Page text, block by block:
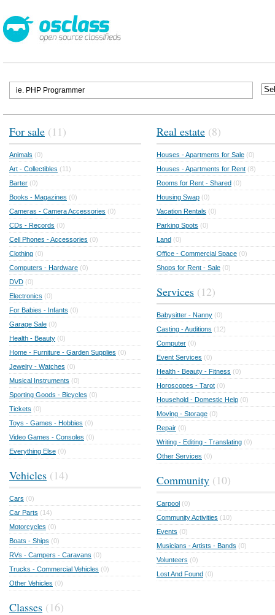
For sale (11)
Animals (0)
Art - Collectibles (11)
Barter (0)
Books - Magazines (0)
Cameras - Camera Accessories (0)
CDs - Records (0)
Cell Phones - Accessories (0)
Clothing (0)
Computers - Hardware (0)
DVD (0)
Electronics (0)
For Babies - Infants (0)
Garage Sale (0)
Health - Beauty (0)
Home - Furniture - Garden Supplies (0)
Jewelry - Watches (0)
Musical Instruments (0)
Sporting Goods - Bicycles (0)
Tickets (0)
Toys - Games - Hobbies (0)
Video Games - Consoles (0)
Everything Else (0)
Vehicles (14)
Cars (0)
Car Parts (14)
Motorcycles (0)
Boats - Ships (0)
RVs - Campers - Caravans (0)
Trucks - Commercial Vehicles (0)
Other Vehicles (0)
Classes (16)
Real estate (8)
Houses - Apartments for Sale (0)
Houses - Apartments for Rent (8)
Rooms for Rent - Shared (0)
Housing Swap (0)
Vacation Rentals (0)
Parking Spots (0)
Land (0)
Office - Commercial Space (0)
Shops for Rent - Sale (0)
Services (12)
Babysitter - Nanny (0)
Casting - Auditions (12)
Computer (0)
Event Services (0)
Health - Beauty - Fitness (0)
Horoscopes - Tarot (0)
Household - Domestic Help (0)
Moving - Storage (0)
Repair (0)
Writing - Editing - Translating (0)
Other Services (0)
Community (10)
Carpool (0)
Community Activities (10)
Events (0)
Musicians - Artists - Bands (0)
Volunteers (0)
Lost And Found (0)